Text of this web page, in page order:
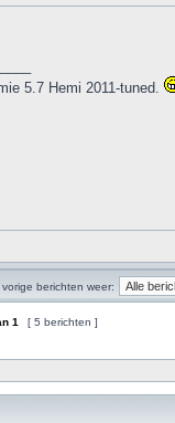
5.7 Hemi 2011-tuned.
berichten weer:
1 [ 5 berichten ]